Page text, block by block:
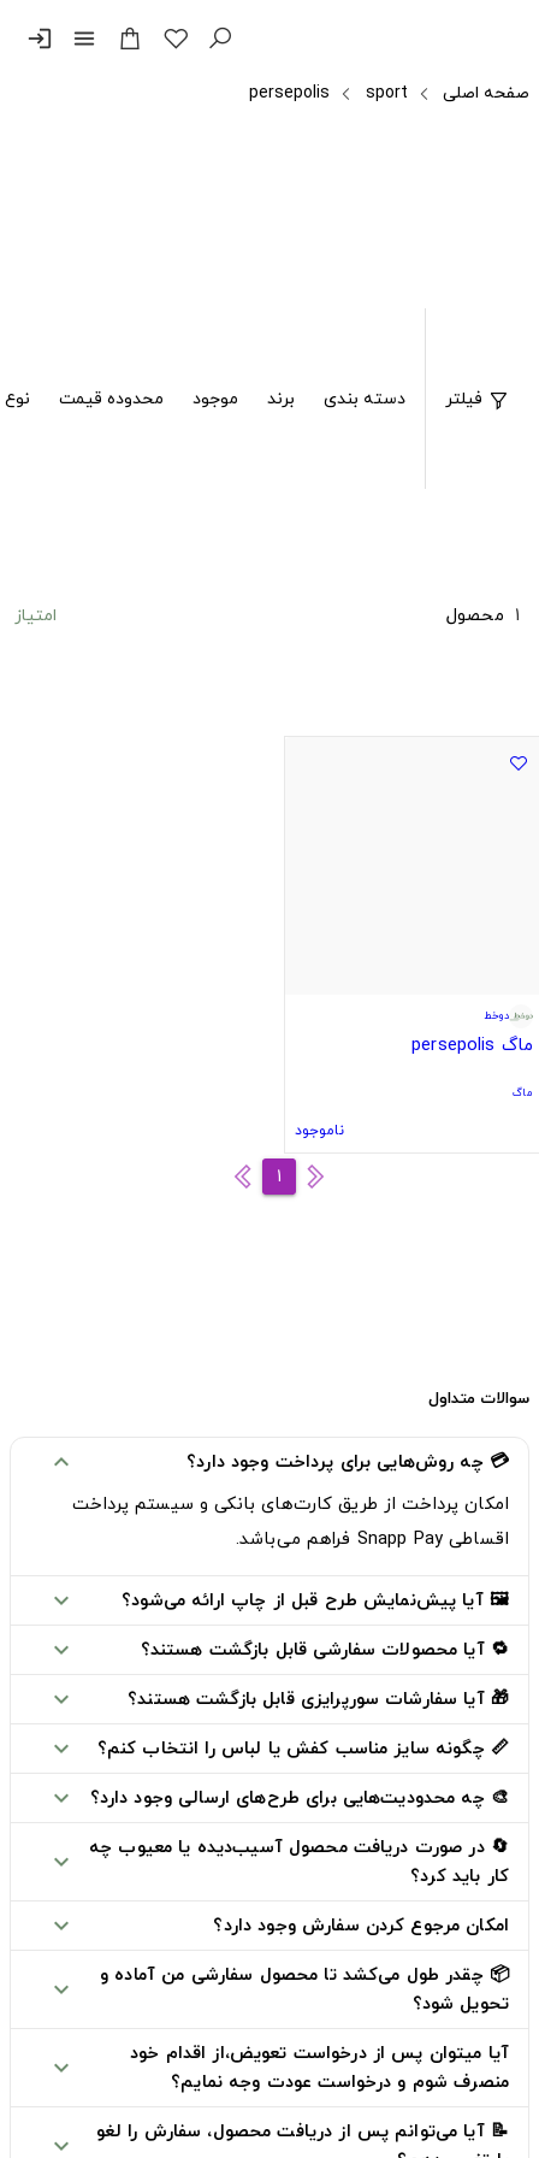
menu
login
صفحه اصلی sport
persepolis
فیلتر دسته بندی برند موجود محدوده قیمت
1 محصول امتیاز
دوخط
ماگ persepolis
ماگ
ناموجود
1
سوالات متداول
💳 چه روش‌هایی برای پرداخت وجود دارد؟ expand_more
امکان پرداخت از طریق کارت‌های بانکیو سیستم پرداخت
اقساطی Snapp Pay
فراهم می‌باشد.
🖼️ آیا پیش‌نمایش طرح قبل از چاپ ارائه می‌شود؟ expand_more
🔁 آیا محصولات سفارشی قابل بازگشت هستند؟ expand_more
🎁 آیا سفارشات سورپرایزی قابل بازگشت هستند؟ expand_more
📏 چگونه سایز مناسب کفش یا لباس را انتخاب کنم؟ expand_more
🎨 چه محدودیت‌هایی برای طرح‌های ارسالی وجود دارد؟ expand_more
🔄 در صورت دریافت محصول آسیب‌دیده یا معیوب چه
کار باید کرد؟
expand_more
امکان مرجوع کردن سفارش وجود دارد؟ expand_more
📦 چقدر طول می‌کشد تا محصول سفارشی من آماده و
تحویل شود؟
expand_more
آیا میتوان پس از درخواست تعویض،از اقدام خود
منصرف شوم و درخواست عودت وجه نمایم؟
expand_more
📝 آیا می‌توانم پس از دریافت محصول، سفارش را لغو
expand_more